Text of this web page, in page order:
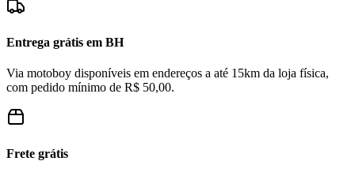
Entrega grátis em BH
Via motoboy disponíveis em endereços a até 15km da loja física,
com pedido mínimo de R$ 50,00.
Frete grátis